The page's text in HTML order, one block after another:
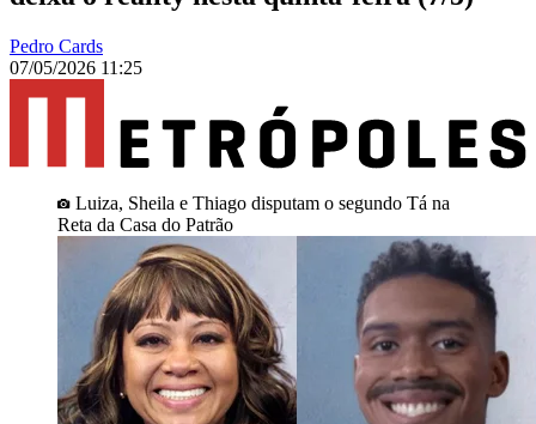
Pedro Cards
07/05/2026 11:25
Luiza, Sheila e Thiago disputam o segundo Tá na
Reta da Casa do Patrão